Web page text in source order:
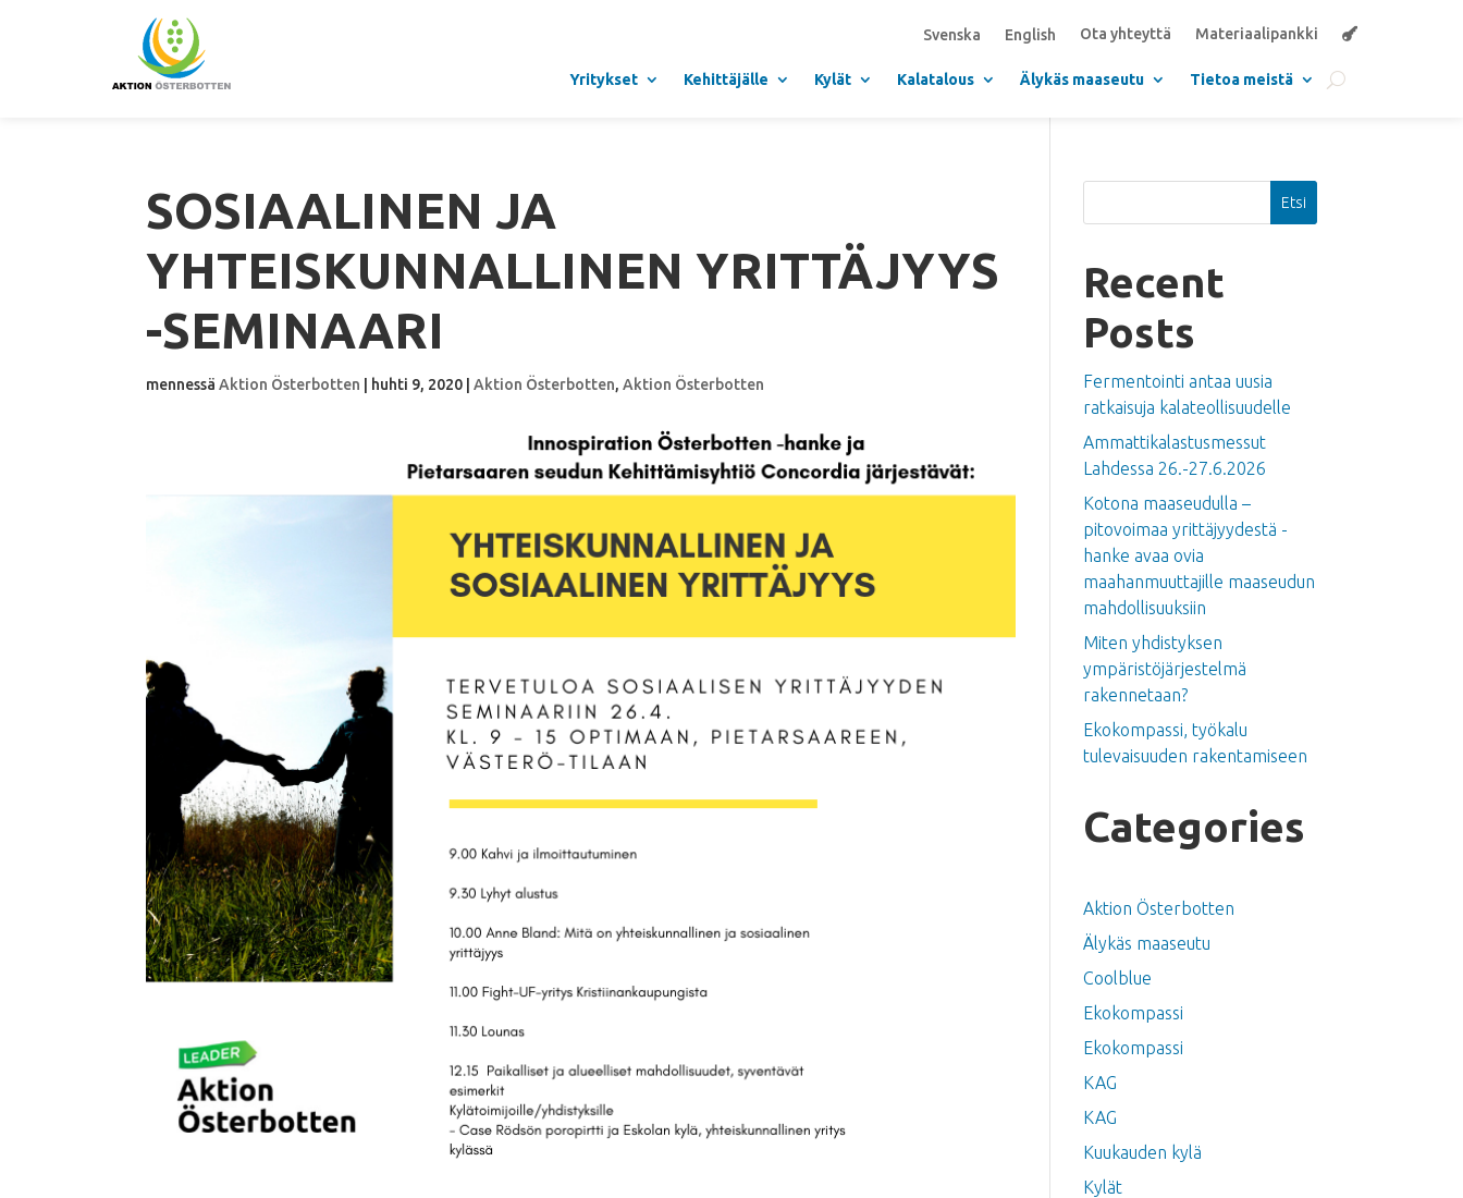
Svenska English Ota yhteyttä Materiaalipankki
Yritykset Kehittäjälle Kylät Kalatalous Älykäs maaseutu Tietoa meistä
SOSIAALINEN JA
YHTEISKUNNALLINEN YRITTÄJYYS
-SEMINAARI
mennessäAktion Österbotten huhti 9, 2020 |Aktion Österbotten,Aktion Österbotten
Etsi
Recent
Posts
Fermentointi antaa uusia
ratkaisuja kalateollisuudelle
Ammattikalastusmessut
Lahdessa 26.-27.6.2026
Kotona maaseudulla –
pitovoimaa yrittäjyydestä -
hanke avaa ovia
maahanmuuttajille maaseudun
mahdollisuuksiin
Miten yhdistyksen
ympäristöjärjestelmä
rakennetaan?
Ekokompassi, työkalu
tulevaisuuden rakentamiseen
Categories
Aktion Österbotten
Älykäs maaseutu
Coolblue
Ekokompassi
Ekokompassi
KAG
KAG
Kuukauden kylä
Kylät